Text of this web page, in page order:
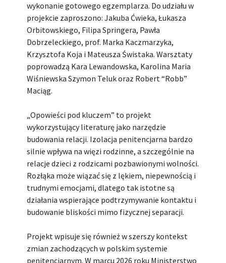
wykonanie gotowego egzemplarza. Do udziału w
projekcie zaproszono: Jakuba Ćwieka, Łukasza
Orbitowskiego, Filipa Springera, Pawła
Dobrzeleckiego, prof. Marka Kaczmarzyka,
Krzysztofa Koja i Mateusza Świstaka. Warsztaty
poprowadzą Kara Lewandowska, Karolina Maria
Wiśniewska Szymon Teluk oraz Robert “Robb”
Maciąg.
„Opowieści pod kluczem” to projekt
wykorzystujący literaturę jako narzędzie
budowania relacji. Izolacja penitencjarna bardzo
silnie wpływa na więzi rodzinne, a szczególnie na
relacje dzieci z rodzicami pozbawionymi wolności.
Rozłąka może wiązać się z lękiem, niepewnością i
trudnymi emocjami, dlatego tak istotne są
działania wspierające podtrzymywanie kontaktu i
budowanie bliskości mimo fizycznej separacji.
Projekt wpisuje się również w szerszy kontekst
zmian zachodzących w polskim systemie
penitencjarnym. W marcu 2026 roku Ministerstwo